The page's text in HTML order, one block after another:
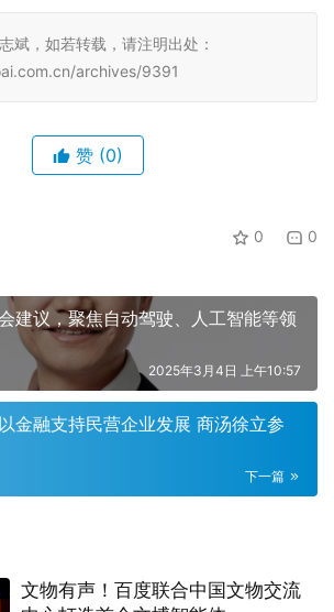
斌，如若转载，请注明出处：
archives/9391
赞 (0)
0 0
建议，聚焦自动驾驶、人工智能等领
2025年3月4日 上午10:57
金融支持民营企业发展 商汤徐立参
下一篇
文物有声！百度联合中国文物交流